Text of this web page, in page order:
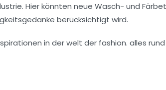
. Hier könnten neue Wasch- und
berücksichtigt wird.